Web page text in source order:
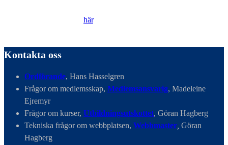
här.
Kontakta oss
Ordförande, Hans Hasselgren
Frågor om medlemsskap, Medlemsansvarig, Madeleine
Ejremyr
Frågor om kurser, Utbildningsutskottet, Göran Hagberg
Tekniska frågor om webbplatsen, Webbmaster Göran
Hagberg